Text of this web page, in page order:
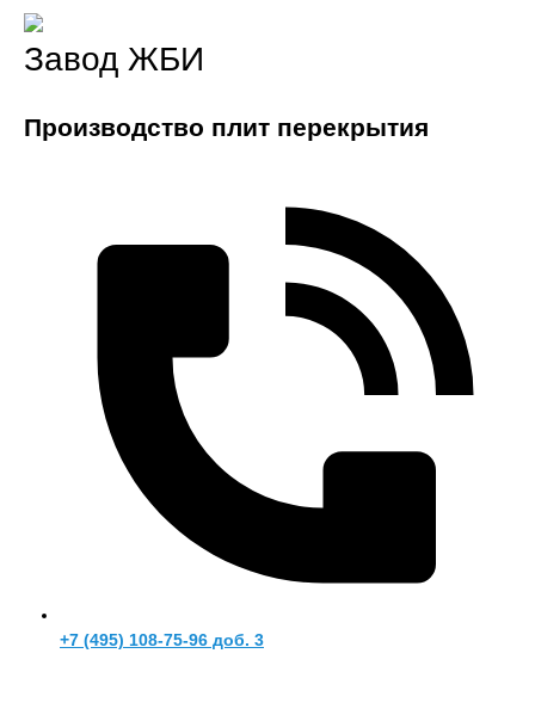
Завод ЖБИ
Производство плит перекрытия
+7 (495) 108-75-96 доб. 3